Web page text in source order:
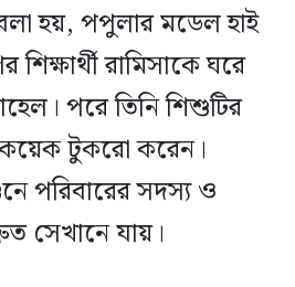
হয়, পপুলার মডেল হাই
শিক্ষার্থী রামিসাকে ঘরে
পরে তিনি শিশুটির
টুকরো করেন।
পরিবারের সদস্য ও
সেখানে যায়।